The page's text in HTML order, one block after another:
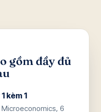
gồm đầy đủ
kèm 1
6